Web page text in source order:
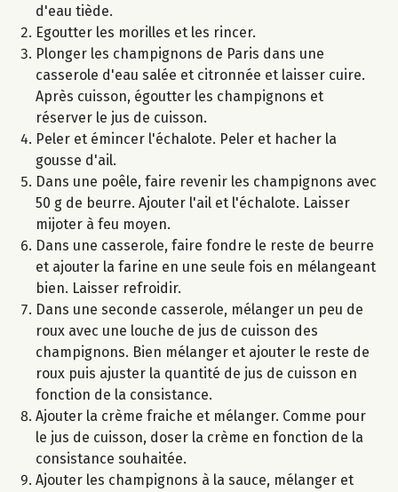
d'eau tiède.
Egoutter les morilles et les rincer.
Plonger les champignons de Paris dans une
casserole d'eau salée et citronnée et laisser cuire.
Après cuisson, égoutter les champignons et
réserver le jus de cuisson.
Peler et émincer l'échalote. Peler et hacher la
gousse d'ail.
Dans une poêle, faire revenir les champignons avec
50 g de beurre. Ajouter l'ail et l'échalote. Laisser
mijoter à feu moyen.
Dans une casserole, faire fondre le reste de beurre
et ajouter la farine en une seule fois en mélangeant
bien. Laisser refroidir.
Dans une seconde casserole, mélanger un peu de
roux avec une louche de jus de cuisson des
champignons. Bien mélanger et ajouter le reste de
roux puis ajuster la quantité de jus de cuisson en
fonction de la consistance.
Ajouter la crème fraiche et mélanger. Comme pour
le jus de cuisson, doser la crème en fonction de la
consistance souhaitée.
Ajouter les champignons à la sauce, mélanger et